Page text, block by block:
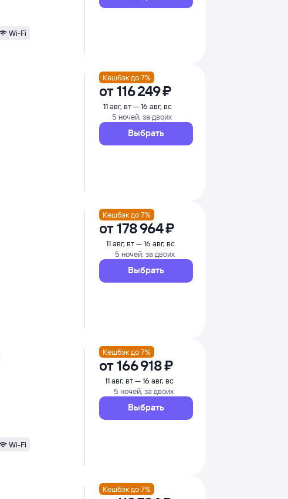
Wi-Fi
Кешбэк до 7%
от116 ⁠249 ⁠₽
11 авг, вт — 16 авг, вс
5 ночей, за двоих
Выбрать
Кешбэк до 7%
от178 ⁠964 ⁠₽
11 авг, вт — 16 авг, вс
5 ночей, за двоих
Выбрать
Wi-Fi
Кешбэк до 7%
от166 ⁠918 ⁠₽
11 авг, вт — 16 авг, вс
5 ночей, за двоих
Выбрать
Кешбэк до 7%